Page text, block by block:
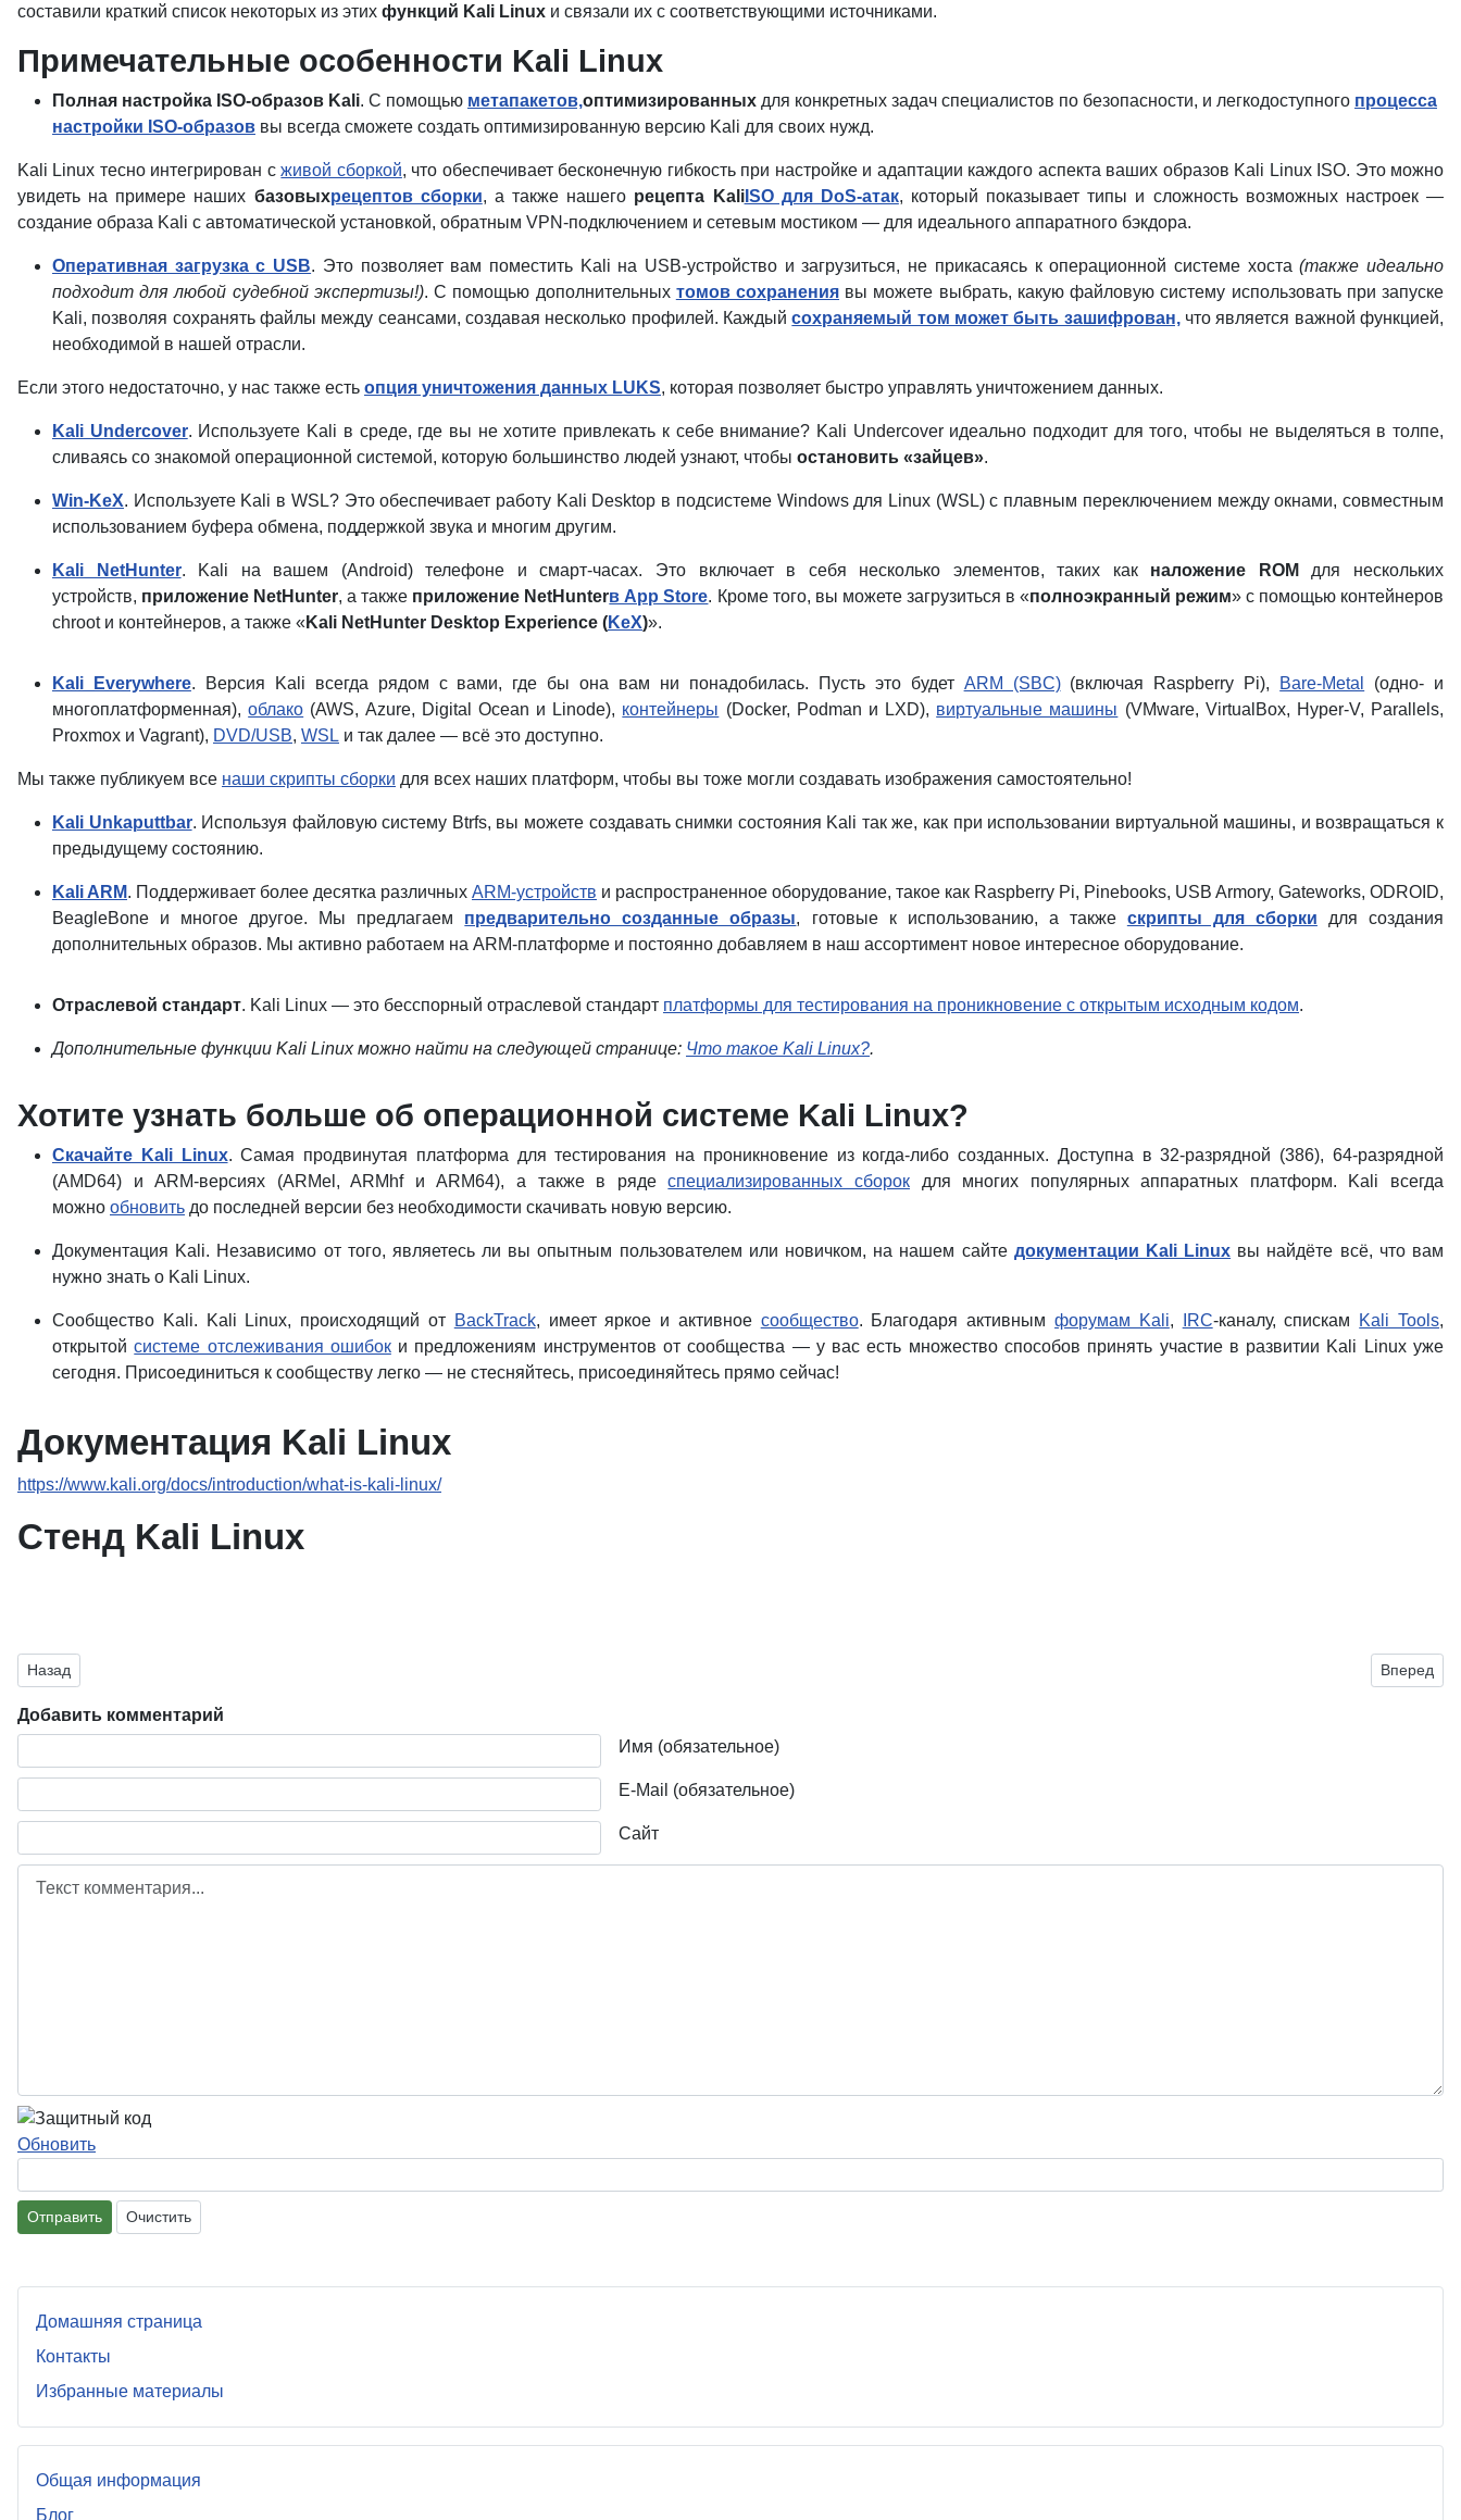
составили краткий список некоторых из этих функций Kali Linux и связали их с соответствующими источниками.
Примечательные особенности Kali Linux
Полная настройка ISO-образов Kali. С помощью метапакетов,оптимизированных для конкретных задач специалистов по безопасности, и легкодоступного процесса
настройки ISO-образов вы всегда сможете создать оптимизированную версию Kali для своих нужд.
Kali Linux тесно интегрирован сживой сборкой, что обеспечивает бесконечную гибкость при настройке и адаптации каждого аспекта ваших образов Kali Linux ISO. Это можно
увидеть на примере наших базовыхрецептов сборки, а также нашего рецепта KaliISO для DoS-атак, который показывает типы и сложность возможных настроек —
создание образа Kali с автоматической установкой, обратным VPN-подключением и сетевым мостиком — для идеального аппаратного бэкдора.
Оперативная загрузка с USB. Это позволяет вам поместить Kali на USB-устройство и загрузиться, не прикасаясь к операционной системе хоста(также идеально
подходит для любой судебной экспертизы!). С помощью дополнительных томов сохранения вы можете выбрать, какую файловую систему использовать при запуске
Kali, позволяя сохранять файлы между сеансами, создавая несколько профилей. Каждыйсохраняемый том может быть зашифрован,что является важной функцией,
необходимой в нашей отрасли.
Если этого недостаточно, у нас также есть опция уничтожения данных LUKS, которая позволяет быстро управлять уничтожением данных.
Kali Undercover. Используете Kali в среде, где вы не хотите привлекать к себе внимание? Kali Undercover идеально подходит для того, чтобы не выделяться в толпе,
сливаясь со знакомой операционной системой, которую большинство людей узнают, чтобы остановить «зайцев».
Win-KeX. Используете Kali в WSL? Это обеспечивает работу Kali Desktop в подсистеме Windows для Linux (WSL) с плавным переключением между окнами, совместным
использованием буфера обмена, поддержкой звука и многим другим.
Kali NetHunter. Kali на вашем (Android) телефоне и смарт-часах. Это включает в себя несколько элементов, таких как наложение ROM
для нескольких
устройств, приложение NetHunter, а также приложение NetHunterв App Store. Кроме того, вы можете загрузиться в «полноэкранный режим» с помощью контейнеров
chroot и контейнеров, а также « Kali NetHunter Desktop Experience (KeX)».
Kali Everywhere. Версия Kali всегда рядом с вами, где бы она вам ни понадобилась. Пусть это будет ARM (SBC)(включая Raspberry Pi), Bare-Metal
(одно- и
многоплатформенная),облако (AWS, Azure, Digital Ocean и Linode), контейнеры (Docker, Podman и LXD), виртуальные машины (VMware, VirtualBox, Hyper-V, Parallels,
Proxmox и Vagrant), DVD/USB, WSL и так далее — всё это доступно.
Мы также публикуем все наши скрипты сборки для всех наших платформ, чтобы вы тоже могли создавать изображения самостоятельно!
Kali Unkaputtbar. Используя файловую систему Btrfs, вы можете создавать снимки состояния Kali так же, как при использовании виртуальной машины, и возвращаться к
предыдущему состоянию.
Kali ARM. Поддерживает более десятка различных ARM-устройств и распространенное оборудование, такое как Raspberry Pi, Pinebooks, USB Armory, Gateworks, ODROID,
BeagleBone и многое другое. Мы предлагаем предварительно созданные образы, готовые к использованию, а также скрипты для сборки для создания
дополнительных образов. Мы активно работаем на ARM-платформе и постоянно добавляем в наш ассортимент новое интересное оборудование.
Отраслевой стандарт. Kali Linux — это бесспорный отраслевой стандарт платформы для тестирования на проникновение с открытым исходным кодом.
Дополнительные функции Kali Linux можно найти на следующей странице: Что такое Kali Linux?.
Хотите узнать больше об операционной системе Kali Linux?
Скачайте Kali Linux. Самая продвинутая платформа для тестирования на проникновение из когда-либо созданных. Доступна в 32-разрядной (386), 64-разрядной
(AMD64) и ARM-версиях (ARMel, ARMhf и ARM64), а также в рядеспециализированных сборокдля многих популярных аппаратных платформ. Kali всегда
можно обновить до последней версии без необходимости скачивать новую версию.
Документация Kali. Независимо от того, являетесь ли вы опытным пользователем или новичком, на нашем сайте документации Kali Linux вы найдёте всё, что вам
нужно знать о Kali Linux.
Сообщество Kali. Kali Linux, происходящий от BackTrack, имеет яркое и активное сообщество. Благодаря активнымфорумам Kali, IRC-каналу, спискам Kali Tools,
открытойсистеме отслеживания ошибоки предложениям инструментов от сообщества — у вас есть множество способов принять участие в развитии Kali Linux уже
сегодня. Присоединиться к сообществу легко — не стесняйтесь, присоединяйтесь прямо сейчас!
Документация Kali Linux
https://www.kali.org/docs/introduction/what-is-kali-linux/
Стенд Kali Linux
Предыдущий: Организация удаленной работы сотрудников предприятия
Назад Вперед
Добавить комментарий
Имя (обязательное)
E-Mail (обязательное)
Сайт
Обновить
Отправить Очистить
Домашняя страница
Контакты
Избранные материалы
Общая информация
Блог